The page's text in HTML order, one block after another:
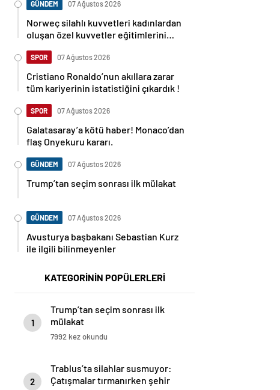
GÜNDEM 07 Ağustos 2026
Norweç silahlı kuvvetleri kadınlardan
oluşan özel kuvvetler eğitimlerini
SPOR 07 Ağustos 2026
Cristiano Ronaldo’nun akıllara zarar
tüm kariyerinin istatistiğini çıkardık !
SPOR 07 Ağustos 2026
Galatasaray’a kötü haber! Monaco’dan
flaş Onyekuru kararı.
GÜNDEM 07 Ağustos 2026
Trump’tan seçim sonrası ilk mülakat
GÜNDEM 07 Ağustos 2026
Avusturya başbakanı Sebastian Kurz
ile ilgili bilinmeyenler
KATEGORİNİN POPÜLERLERİ
1
Trump’tan seçim sonrası ilk
mülakat
7992 kez okundu
2
Trablus’ta silahlar susmuyor:
Çatışmalar tırmanırken şehir